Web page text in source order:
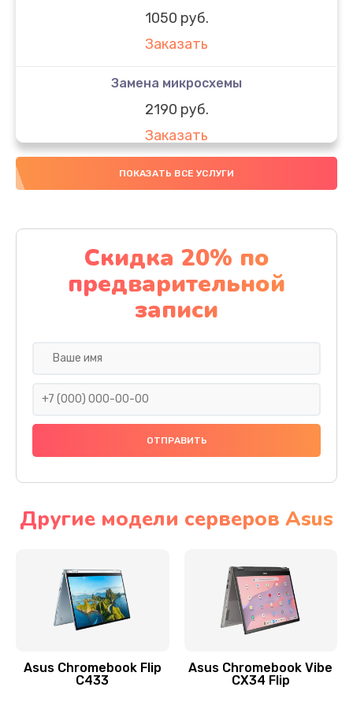
1050 руб.
Заказать
Замена микросхемы
2190 руб.
Заказать
Замена передней камеры
Заказать
Замена полифонического динамика
390 руб.
Заказать
Сбор/Разбор
Замена кнопки Home (домой)
ПОКАЗАТЬ ВСЕ УСЛУГИ
Скидка 20% по
предварительной
записи
Другие модели серверов Asus
Asus Chromebook Flip
C433
Asus Chromebook Vibe
CX34 Flip